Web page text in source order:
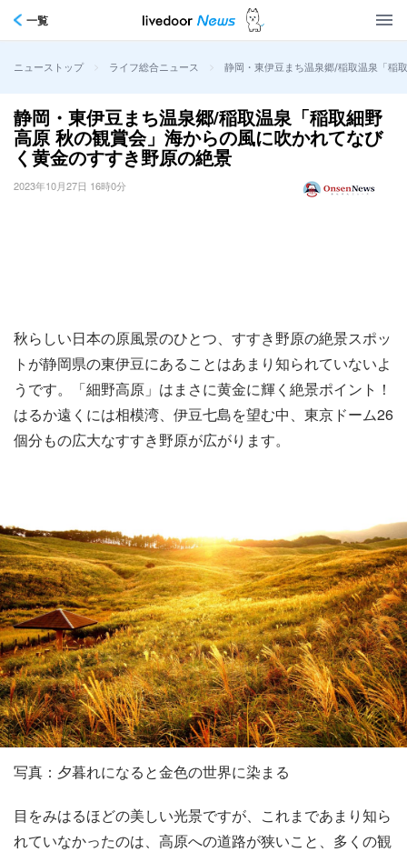
一覧
ニューストップ > ライフ総合ニュース > 静岡・東伊豆まち温泉郷/稲取温泉「稲
静岡・東伊豆まち温泉郷/稲取温泉「稲取細野
高原 秋の観賞会」海からの風に吹かれてなび
く黄金のすすき野原の絶景
2023年10月27日 16時0分
秋らしい日本の原風景のひとつ、すすき野原の絶景スポッ
トが静岡県の東伊豆にあることはあまり知られていないよ
うです。「細野高原」はまさに黄金に輝く絶景ポイント！
はるか遠くには相模湾、伊豆七島を望む中、東京ドーム26
個分もの広大なすすき野原が広がります。
写真：夕暮れになると金色の世界に染まる
目をみはるほどの美しい光景ですが、これまであまり知ら
れていなかったのは、高原への道路が狭いこと、多くの観